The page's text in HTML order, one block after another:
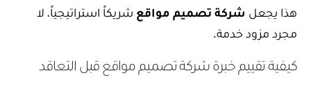
هذا يجعل شركة تصميم مواقع شريكاً استراتيجياً، لا
مجرد مزود خدمة.
كيفية تقييم خبرة شركة تصميم مواقع قبل التعاقد